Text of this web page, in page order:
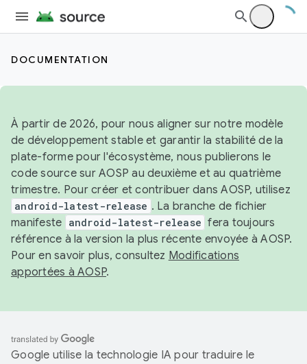
DOCUMENTATION
À partir de 2026, pour nous aligner sur notre modèle
de développement stable et garantir la stabilité de la
plate-forme pour l'écosystème, nous publierons le
code source sur AOSP au deuxième et au quatrième
trimestre. Pour créer et contribuer dans AOSP, utilisez
android-latest-release . La branche de fichier
manifeste android-latest-release fera toujours
référence à la version la plus récente envoyée à AOSP.
Pour en savoir plus, consultez Modifications
apportées à AOSP.
Google utilise la technologie IA pour traduire le